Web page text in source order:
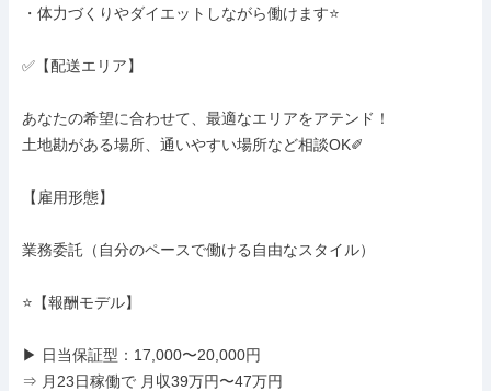
・体力づくりやダイエットしながら働けます⭐️
✅【配送エリア】
あなたの希望に合わせて、最適なエリアをアテンド！
土地勘がある場所、通いやすい場所など相談OK✐
【雇用形態】
業務委託（自分のペースで働ける自由なスタイル）
⭐️【報酬モデル】
▶ 日当保証型：17,000〜20,000円
⇒ 月23日稼働で 月収39万円〜47万円